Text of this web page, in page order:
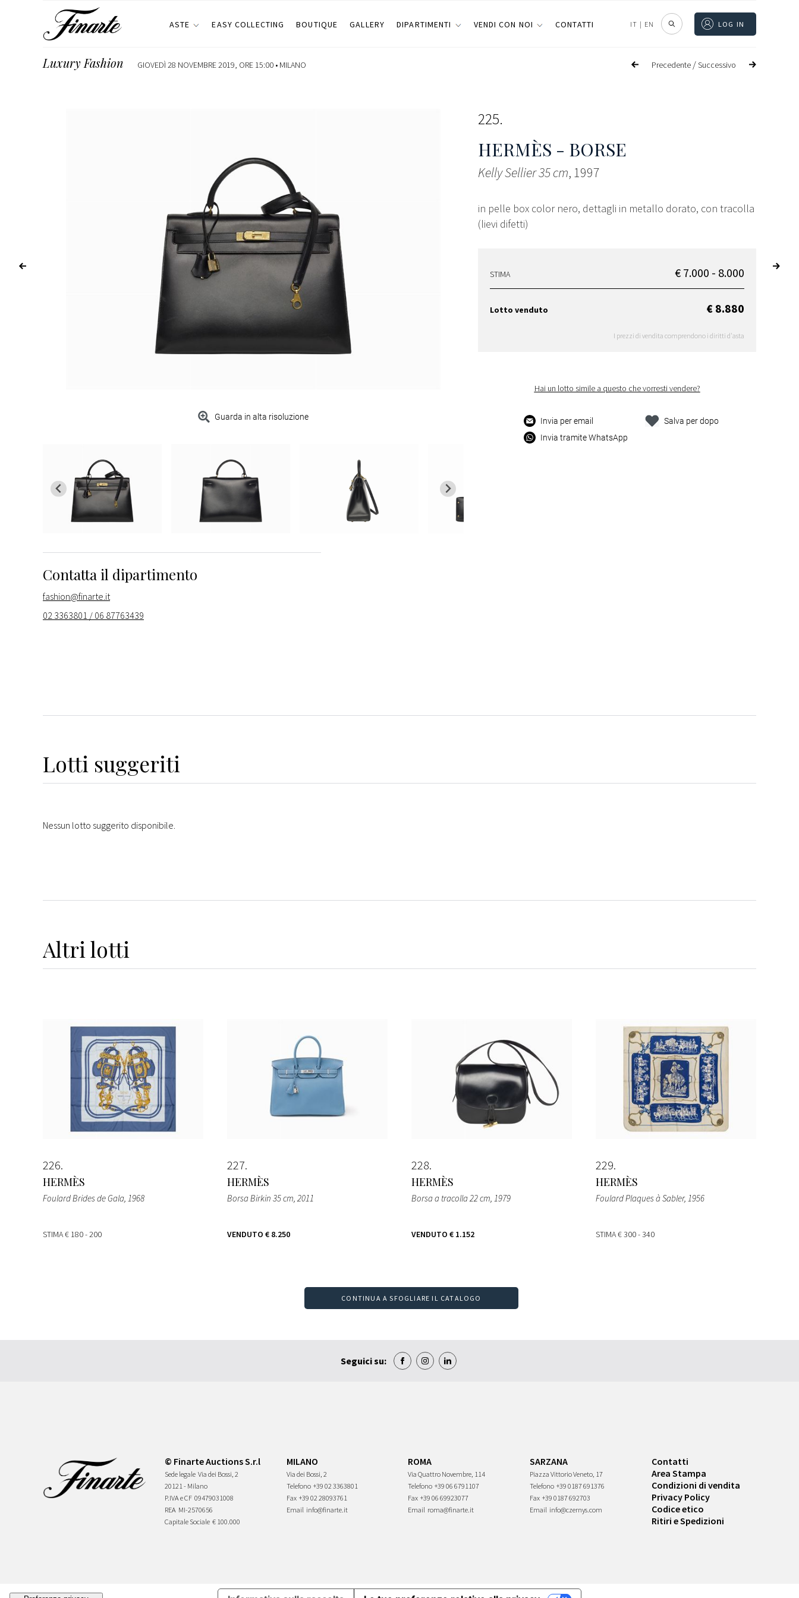
ASTE EASY COLLECTING BOUTIQUE GALLERY DIPARTIMENTI VENDI CON NOI CONTATTI IT | EN LOG IN
Precedente /Successivo
Luxury Fashion GIOVEDÌ 28 NOVEMBRE 2019, ORE 15:00 • MILANO
Guarda in alta risoluzione
225
HERMÈS - BORSE
Kelly Sellier 35 cm, 1997
in pelle box color nero, dettagli in metallo dorato, con tracolla
(lievi difetti)
STIMA € 7.000 - 8.000
Lotto venduto € 8.880
I prezzi di vendita comprendono i diritti d'asta
Hai un lotto simile a questo che vorresti vendere?
Invia per email
Invia tramite WhatsApp
Salva per dopo
Contatta il dipartimento
fashion@finarte.it
02 3363801 / 06 87763439
Lotti suggeriti
Nessun lotto suggerito disponibile.
Altri lotti
226
HERMÈS
Foulard Brides de Gala, 1968
STIMA€ 180 - 200
227
HERMÈS
Borsa Birkin 35 cm, 2011
VENDUTO € 8.250
228
HERMÈS
Borsa a tracolla 22 cm, 1979
VENDUTO € 1.152
229
HERMÈS
Foulard Plaques à Sabler, 1956
STIMA€ 300 - 340
CONTINUA A SFOGLIARE IL CATALOGO
Seguici su:
© Finarte Auctions S.r.l
Sede legale Via dei Bossi, 2
20121 - Milano
P.IVA e CF 09479031008
REA MI-2570656
Capitale Sociale € 100.000
MILANO
Via dei Bossi, 2
Telefono +39 02 3363801
Fax +39 02 28093761
Email info@finarte.it
ROMA
Via Quattro Novembre, 114
Telefono +39 06 6791107
Fax +39 06 69923077
Email roma@finarte.it
SARZANA
Piazza Vittorio Veneto, 17
Telefono +39 0187 691376
Fax +39 0187 692703
Email info@czernys.com
Contatti
Area Stampa
Condizioni di vendita
Privacy Policy
Codice etico
Ritiri e Spedizioni